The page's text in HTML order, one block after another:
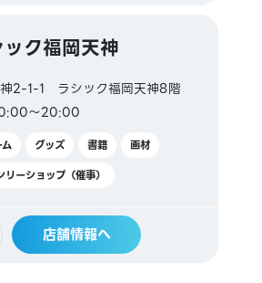
ク福岡天神
2-1-1 ラシック福岡天神8階
～20:00
グッズ 書籍
画材
リーショップ（催事）
店舗情報へ